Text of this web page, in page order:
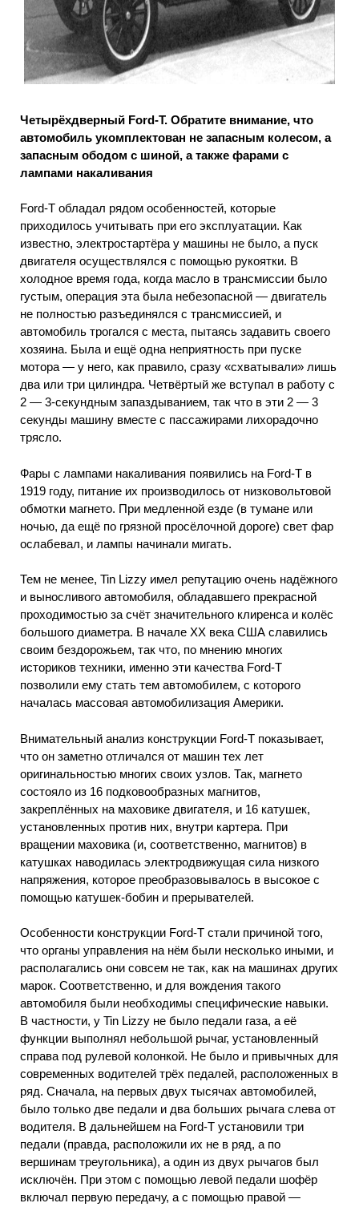
Четырёхдверный Ford-Т. Обратите внимание, что
автомобиль укомплектован не запасным колесом, а
запасным ободом с шиной, а также фарами с
лампами накаливания
Ford-T обладал рядом особенностей, которые
приходилось учитывать при его эксплуатации. Как
известно, электростартёра у машины не было, а пуск
двигателя осуществлялся с помощью рукоятки. В
холодное время года, когда масло в трансмиссии было
густым, операция эта была небезопасной — двигатель
не полностью разъединялся с трансмиссией, и
автомобиль трогался с места, пытаясь задавить своего
хозяина. Была и ещё одна неприятность при пуске
мотора — у него, как правило, сразу «схватывали» лишь
два или три цилиндра. Четвёртый же вступал в работу с
2 — 3-секундным запаздыванием, так что в эти 2 — 3
секунды машину вместе с пассажирами лихорадочно
трясло.
Фары с лампами накаливания появились на Ford-T в
1919 году, питание их производилось от низковольтовой
обмотки магнето. При медленной езде (в тумане или
ночью, да ещё по грязной просёлочной дороге) свет фар
ослабевал, и лампы начинали мигать.
Тем не менее, Tin Lizzy имел репутацию очень надёжного
и выносливого автомобиля, обладавшего прекрасной
проходимостью за счёт значительного клиренса и колёс
большого диаметра. В начале XX века США славились
своим бездорожьем, так что, по мнению многих
историков техники, именно эти качества Ford-T
позволили ему стать тем автомобилем, с которого
началась массовая автомобилизация Америки.
Внимательный анализ конструкции Ford-T показывает,
что он заметно отличался от машин тех лет
оригинальностью многих своих узлов. Так, магнето
состояло из 16 подковообразных магнитов,
закреплённых на маховике двигателя, и 16 катушек,
установленных против них, внутри картера. При
вращении маховика (и, соответственно, магнитов) в
катушках наводилась электродвижущая сила низкого
напряжения, которое преобразовывалось в высокое с
помощью катушек-бобин и прерывателей.
Особенности конструкции Ford-T стали причиной того,
что органы управления на нём были несколько иными, и
располагались они совсем не так, как на машинах других
марок. Соответственно, и для вождения такого
автомобиля были необходимы специфические навыки.
В частности, у Tin Lizzy не было педали газа, а её
функции выполнял небольшой рычаг, установленный
справа под рулевой колонкой. Не было и привычных для
современных водителей трёх педалей, расположенных в
ряд. Сначала, на первых двух тысячах автомобилей,
было только две педали и два больших рычага слева от
водителя. В дальнейшем на Ford-T установили три
педали (правда, расположили их не в ряд, а по
вершинам треугольника), а один из двух рычагов был
исключён. При этом с помощью левой педали шофёр
включал первую передачу, а с помощью правой —